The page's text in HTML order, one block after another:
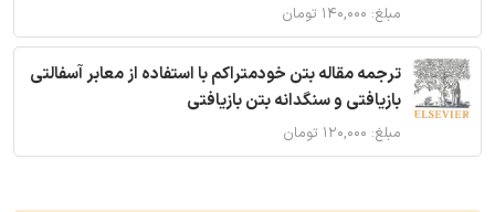
مبلغ: ۱۴۰,۰۰۰ تومان
ترجمه مقاله بتن خودمتراکم با استفاده از معابر آسفالتی
بازیافتی و سنگدانه بتن بازیافتی
مبلغ: ۱۲۰,۰۰۰ تومان